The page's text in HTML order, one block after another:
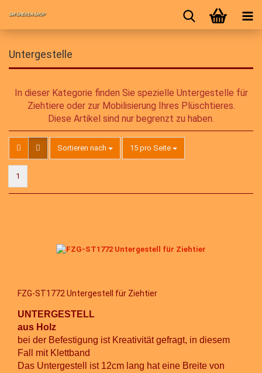
Untergestelle
In dieser Kategorie finden Sie spezielle Untergestelle für
Ziehtiere oder zur Mobilisierung Ihres Plüschtieres.
Diese Artikel sind nur begrenzt zu haben.
Sortieren nach
Sortieren nach 15 pro Seite
pro Seite
1
FZG-ST1772 Untergestell für Ziehtier
UNTERGESTELL
aus Holz
bei der Befestigung ist Kreativität gefragt, in diesem
Fall mit Klettband
Das Untergestell ist 12cm lang hat eine Breite von